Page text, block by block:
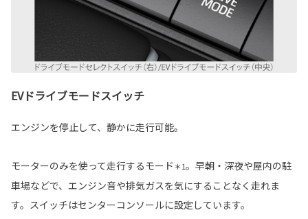
EVドライブモードスイッチ
エンジンを停止して、静かに走行可能。
モーターのみを使って走行するモード ＊1。早朝・深夜や屋内の駐
車場などで、エンジン音や排気ガスを気にすることなく走れま
す。スイッチはセンターコンソールに設定しています。